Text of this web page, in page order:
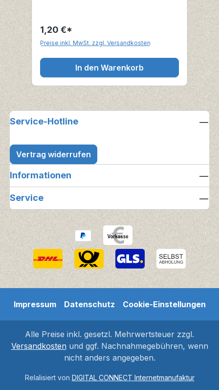
1,20 €*
Preise inkl. MwSt. zzgl. Versandkosten
In den Warenkorb
Service-Hotline
Vertrag widerrufen
Informationen
Service
Impressum Datenschutz Cookie-Einstellungen
Alle Preise inkl. gesetzl. Mehrwertsteuer zzgl.
Versandkostenund ggf. Nachnahmegebühren, wenn
nicht anders angegeben.
Relalisiert von DIGITAL CONNECT Internetmanufaktur